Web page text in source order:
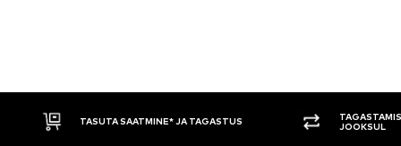
JA TAGASTUS
TAGASTAMISE ÕIGUS 30 PÄEVA
JOOKSUL